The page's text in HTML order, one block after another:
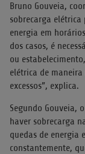
Bruno Gouveia,
sobrecarga elétrica
energia em
dos casos, é
ou
elétrica de
excessos”, explica.
Segundo Gouveia,
haver sobrecarga
quedas de energia
constantemente,